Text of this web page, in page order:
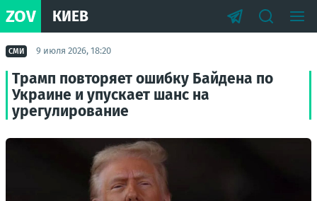
ZOV КИЕВ
СМИ 9 июля 2026, 18:20
Трамп повторяет ошибку Байдена по
Украине и упускает шанс на
урегулирование